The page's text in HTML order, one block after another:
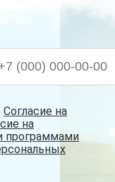
Согласие на
на
программами